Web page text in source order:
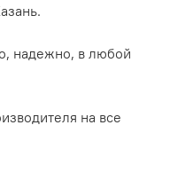
надежно, в любой
на все